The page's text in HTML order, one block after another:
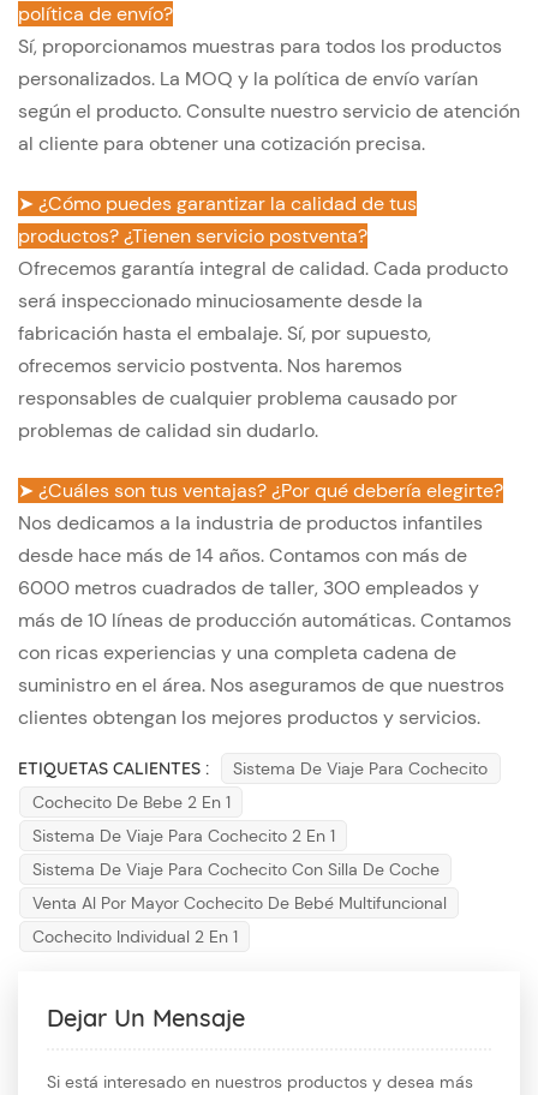
política de envío?
Sí, proporcionamos muestras para todos los productos
personalizados. La MOQ y la política de envío varían
según el producto. Consulte nuestro servicio de atención
al cliente para obtener una cotización precisa.
➤ ¿Cómo puedes garantizar la calidad de tus
productos? ¿Tienen servicio postventa?
Ofrecemos garantía integral de calidad. Cada producto
será inspeccionado minuciosamente desde la
fabricación hasta el embalaje. Sí, por supuesto,
ofrecemos servicio postventa. Nos haremos
responsables de cualquier problema causado por
problemas de calidad sin dudarlo.
➤ ¿Cuáles son tus ventajas? ¿Por qué debería elegirte?
Nos dedicamos a la industria de productos infantiles
desde hace más de 14 años. Contamos con más de
6000 metros cuadrados de taller, 300 empleados y
más de 10 líneas de producción automáticas. Contamos
con ricas experiencias y una completa cadena de
suministro en el área. Nos aseguramos de que nuestros
clientes obtengan los mejores productos y servicios.
ETIQUETAS CALIENTES :
Sistema De Viaje Para Cochecito
Cochecito De Bebe 2 En 1
Sistema De Viaje Para Cochecito 2 En 1
Sistema De Viaje Para Cochecito Con Silla De Coche
Venta Al Por Mayor Cochecito De Bebé Multifuncional
Cochecito Individual 2 En 1
Dejar Un Mensaje
Si está interesado en nuestros productos y desea más